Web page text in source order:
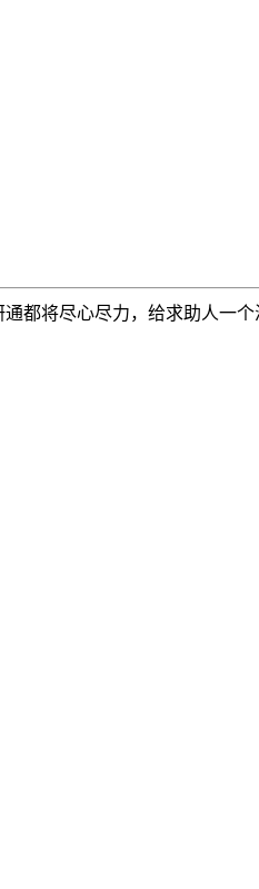
都将尽心尽力，给求助人一个